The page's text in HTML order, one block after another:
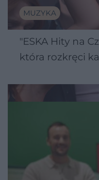
MUZYKA
"ESKA Hity na
która rozkręci